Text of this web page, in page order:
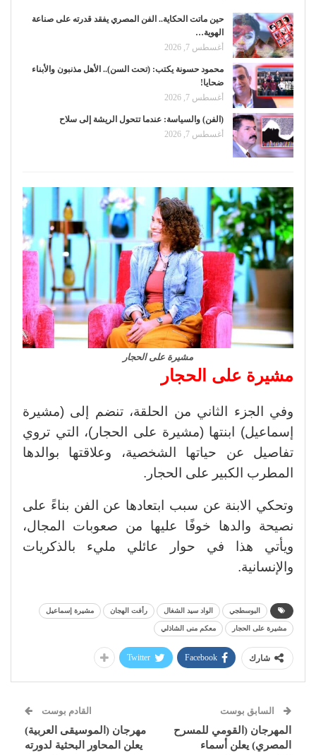
حين ماتت الحكاية.. الفن المصري يفقد قدرته على صناعة
الهوية…
أغسطس 7, 2026
محمود حسونة يكتب: (تحت السن).. الأهل مذنبون والأبناء
ضحايا!
أغسطس 7, 2026
(الفن) والسياسة: عندما تتحول الريشة إلى سلاح
أغسطس 7, 2026
مشيرة على الحجار
مشيرة على الحجار
وفي الجزء الثاني من الحلقة، تنضم إلى (مشيرة
إسماعيل) ابنتها (مشيرة على الحجار)، التي تروي
تفاصيل عن حياتها الشخصية، وعلاقتها بوالدها
المطرب الكبير على الحجار.
وتحكي الابنة عن سبب ابتعادها عن الفن بناءً على
نصيحة والدها خوفًا عليها من صعوبات المجال،
ويأتي هذا في حوار عائلي مليء بالذكريات
والإنسانية.
البوسطجي الواد سيد الشغال رأفت الهجان مشيرة إسماعيل
مشيرة على الحجار معكم منى الشاذلي
شارك Facebook
Twitter
السابق بوست
المهرجان (القومي للمسرح
المصري) يعلن أسماء
القادم بوست
مهرجان (الموسيقى العربية)
يعلن المحاور البحثية لدورته